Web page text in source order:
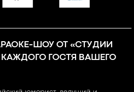
ШОУ ОТ «СТУДИИ
ГОСТЯ ВАШЕГО